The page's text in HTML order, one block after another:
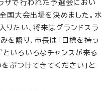
ザで行われた予選会におい
国大会出場を決めました。水
りたい、将来はグランドスラ
を語り、市長は「目標を持っ
いろいろなチャンスが来る
ぶつけてきてください」と